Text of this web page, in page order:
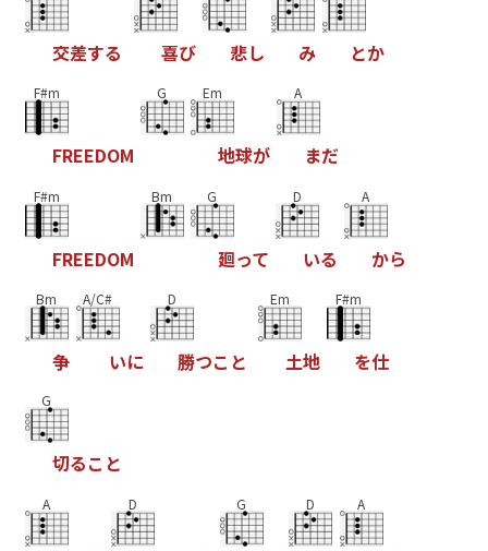
交差する 喜び 悲し み とか
F#m
FREEDOM
G Em
地球が
A
まだ
F#m
FREEDOM
Bm G
廻って
D
いる
A
から
Bm
争
A/C#
いに
D
勝つこ と
Em
土地
F#m
を仕
G
切るこ と
A D G D A